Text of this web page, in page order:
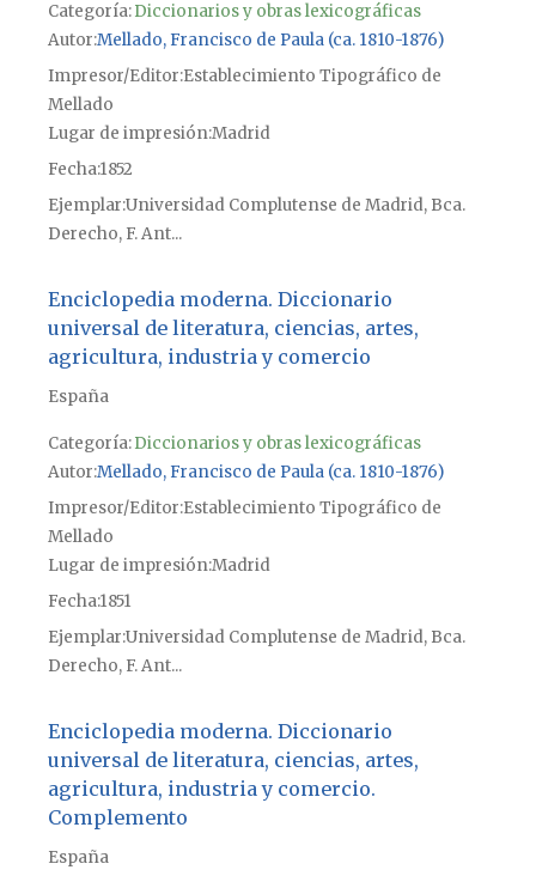
Categoría:Diccionarios y obras lexicográficas
Autor Mellado, Francisco de Paula (ca. 1810-1876)
Impresor/Editor Establecimiento Tipográfico de
Mellado
Lugar de impresiónMadrid
Fecha1852
Ejemplar Universidad Complutense de Madrid, Bca.
Derecho, F. Ant...
Enciclopedia moderna. Diccionario
universal de literatura, ciencias, artes,
agricultura, industria y comercio
España
Categoría:Diccionarios y obras lexicográficas
Autor Mellado, Francisco de Paula (ca. 1810-1876)
Impresor/Editor Establecimiento Tipográfico de
Mellado
Lugar de impresiónMadrid
Fecha1851
Ejemplar Universidad Complutense de Madrid, Bca.
Derecho, F. Ant...
Enciclopedia moderna. Diccionario
universal de literatura, ciencias, artes,
agricultura, industria y comercio.
Complemento
España